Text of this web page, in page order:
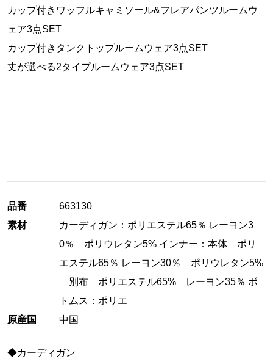
カップ付きワッフルキャミソール&フレアパンツルームウ
ェア3点SET
カップ付きタンクトップルームウェア3点SET
丈が選べる2タイプルームウェア3点SET
品番
663130
素材
カーディガン：ポリエステル65％ レーヨン3
0％ ポリウレタン5% インナー：本体 ポリ
エステル65％ レーヨン30％ ポリウレタン5%
別布 ポリエステル65% レーヨン35％ ボ
トムス：ポリエ
原産国
中国
◆カーディガン